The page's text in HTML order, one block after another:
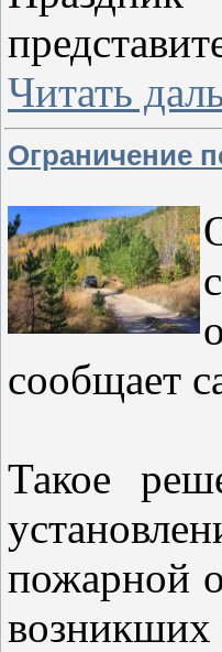
Читать
Ограничение
сообщает
Такое
пожарной